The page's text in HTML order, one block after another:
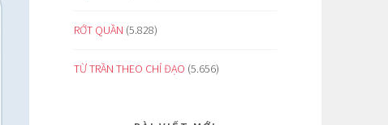
RỚT QUẦN (5.828)
TỪ TRẦN THEO CHỈ ĐẠO (5.656)